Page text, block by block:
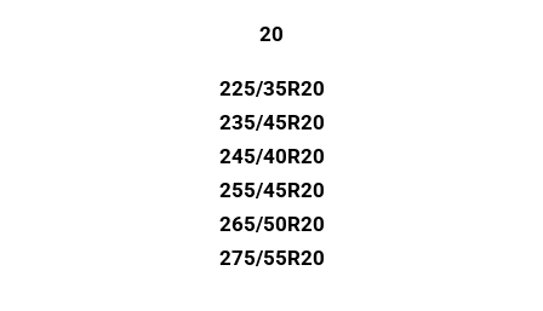
20
225/35R20
235/45R20
245/40R20
255/45R20
265/50R20
275/55R20